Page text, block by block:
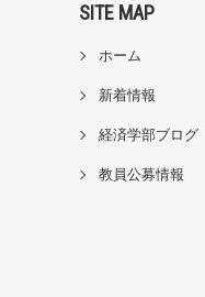
SITE MAP
ホーム
新着情報
経済学部ブログ
教員公募情報